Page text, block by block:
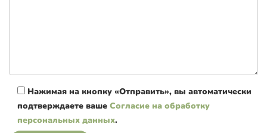
Нажимая на кнопку «Отправить», вы автоматически
подтверждаете ваше Согласие на обработку
персональных данных.